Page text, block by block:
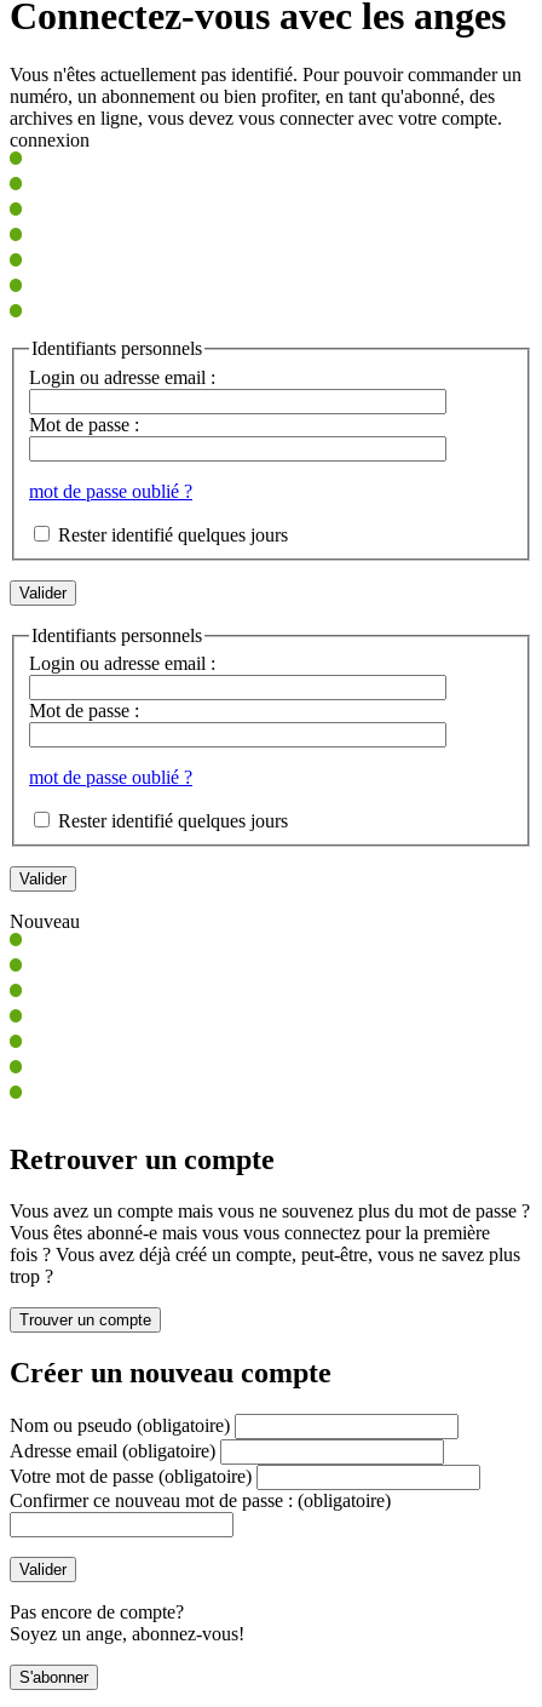
Connectez-vous avec les anges
Vous n'êtes actuellement pas identifié. Pour pouvoir commander un
numéro, un abonnement ou bien profiter, en tant qu'abonné, des
archives en ligne, vous devez vous connecter avec votre compte.
connexion
Identifiants personnels
Login ou adresse email :
Mot de passe :
mot de passe oublié ?
Rester identifié quelques jours
Identifiants personnels
Login ou adresse email :
Mot de passe :
mot de passe oublié ?
Rester identifié quelques jours
Nouveau
Retrouver un compte
Vous avez un compte mais vous ne souvenez plus du mot de passe ?
Vous êtes abonné-e mais vous vous connectez pour la première
fois ? Vous avez déjà créé un compte, peut-être, vous ne savez plus
trop ?
Créer un nouveau compte
Nom ou pseudo (obligatoire)
Adresse email (obligatoire)
Votre mot de passe (obligatoire)
Confirmer ce nouveau mot de passe : (obligatoire)
Pas encore de compte?
Soyez un ange, abonnez-vous!